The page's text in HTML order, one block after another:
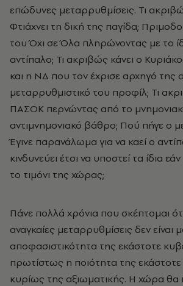
επώδυνες μεταρρυθμίσεις. Τι
Φτιάχνει τη δική της παγίδα;
του Όχι σε Όλα πληρώνοντας με το
αντίπαλο; Τι ακριβώς κάνει ο
και η ΝΔ που τον έχρισε αρχηγό της
μεταρρυθμιστικό του προφίλ; Τι
ΠΑΣΟΚ περνώντας από το
αντιμνημονιακό βάθρο; Πού πήγε ο
Έγινε παρανάλωμα για να καεί ο
κινδυνεύει έτσι να υποστεί τα ίδια
το τιμόνι της χώρας;
Πάνε πολλά χρόνια που σκέπτομαι ότι
αναγκαίες μεταρρυθμίσεις δεν είναι
αποφασιστικότητα της εκάστοτε
πρωτίστως η ποιότητα της εκάστοτε
κυρίως της αξιωματικής. Η χώρα θα